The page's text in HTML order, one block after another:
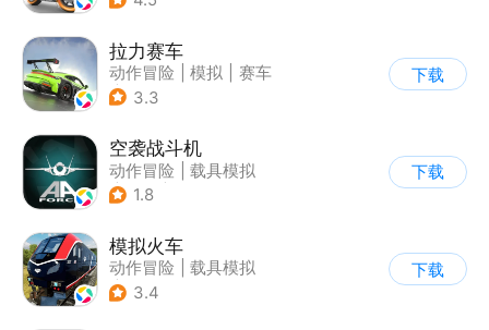
拉力赛车
动作冒险 模拟
赛车
| 漂移
3.3
下载
空袭战斗机
动作冒险
载具模拟
| 飞机
1.8
下载
模拟火车
动作冒险
载具模拟
| 写实
3.4
下载